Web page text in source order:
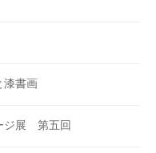
漆書画
ジ展 第五回